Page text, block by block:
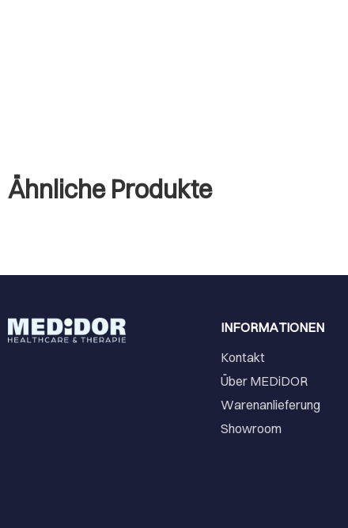
Ähnliche Produkte
INFORMATIONEN
Kontakt
Über MEDiDOR
Warenanlieferung
Showroom